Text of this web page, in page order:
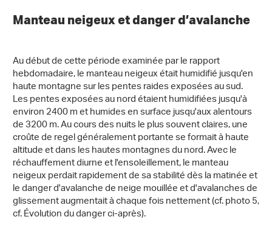
Manteau neigeux et danger d’avalanche
Au début de cette période examinée par le rapport
hebdomadaire, le manteau neigeux était humidifié jusqu'en
haute montagne sur les pentes raides exposées au sud.
Les pentes exposées au nord étaient humidifiées jusqu'à
environ 2400 m et humides en surface jusqu'aux alentours
de 3200 m. Au cours des nuits le plus souvent claires, une
croûte de regel généralement portante se formait à haute
altitude et dans les hautes montagnes du nord. Avec le
réchauffement diurne et l'ensoleillement, le manteau
neigeux perdait rapidement de sa stabilité dès la matinée et
le danger d'avalanche de neige mouillée et d'avalanches de
glissement augmentait à chaque fois nettement (cf. photo 5,
cf. Évolution du danger ci-après).